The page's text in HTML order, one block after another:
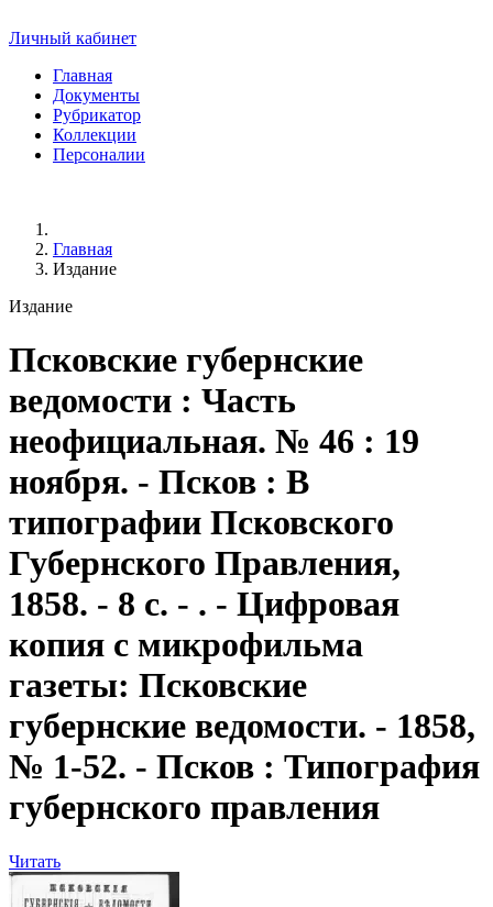
Личный кабинет
Главная
Документы
Рубрикатор
Коллекции
Персоналии
Главная
Издание
Издание
Псковские губернские
ведомости : Часть
неофициальная. № 46 : 19
ноября. - Псков : В
типографии Псковского
Губернского Правления,
1858. - 8 с. - . - Цифровая
копия с микрофильма
газеты: Псковские
губернские ведомости. - 1858,
№ 1-52. - Псков : Типография
губернского правления
Читать